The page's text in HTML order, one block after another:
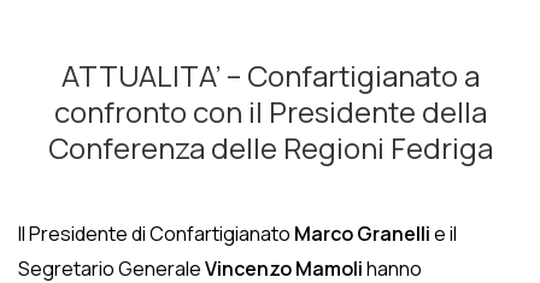
Principale
ATTUALITA’ – Confartigianato a
confronto con il Presidente della
Conferenza delle Regioni Fedriga
Il Presidente di Confartigianato Marco Granellie il
Segretario GeneraleVincenzo Mamolihanno